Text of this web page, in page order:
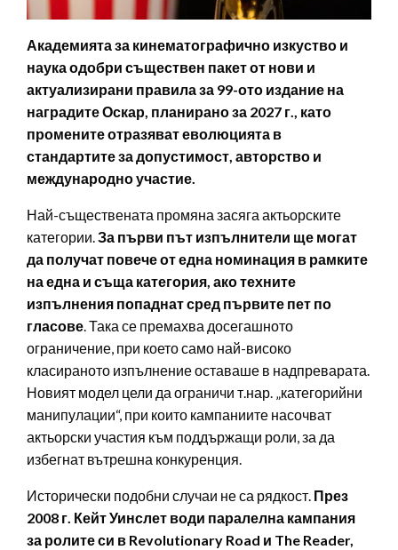
Академията за кинематографично изкуство и
наука одобри съществен пакет от нови и
актуализирани правила за 99-ото издание на
наградите Оскар, планирано за 2027 г., като
промените отразяват еволюцията в
стандартите за допустимост, авторство и
международно участие.
Най-съществената промяна засяга актьорските
категории.За първи път изпълнители ще могат
да получат повече от една номинация в рамките
на една и съща категория, ако техните
изпълнения попаднат сред първите пет по
гласове. Така се премахва досегашното
ограничение, при което само най-високо
класираното изпълнение оставаше в надпреварата.
Новият модел цели да ограничи т.нар. „категорийни
манипулации“, при които кампаниите насочват
актьорски участия към поддържащи роли, за да
избегнат вътрешна конкуренция.
Исторически подобни случаи не са рядкост. През
2008 г. Кейт Уинслет води паралелна кампания
за ролите си в Revolutionary Road и The Reader,